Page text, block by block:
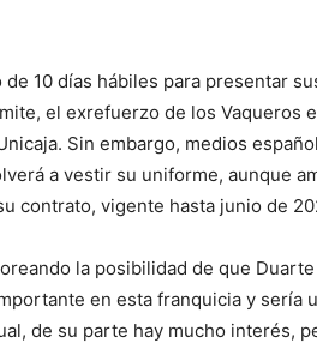
10 días hábiles para presentar
el exrefuerzo de los Vaqueros
Sin embargo, medios
a vestir su uniforme, aunque
contrato, vigente hasta junio de
la posibilidad de que
en esta franquicia y sería
de su parte hay mucho interés,